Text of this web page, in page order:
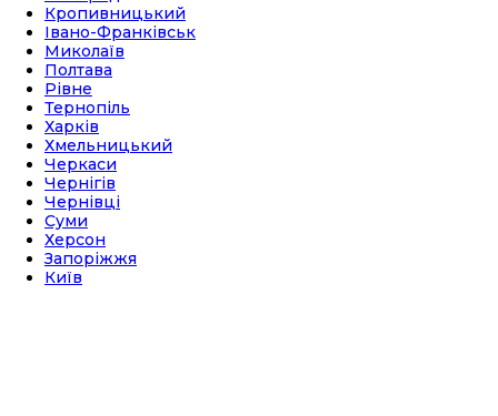
Кропивницький
Івано-Франківськ
Миколаїв
Полтава
Рівне
Тернопіль
Харків
Хмельницький
Черкаси
Чернігів
Чернівці
Суми
Херсон
Запоріжжя
Київ